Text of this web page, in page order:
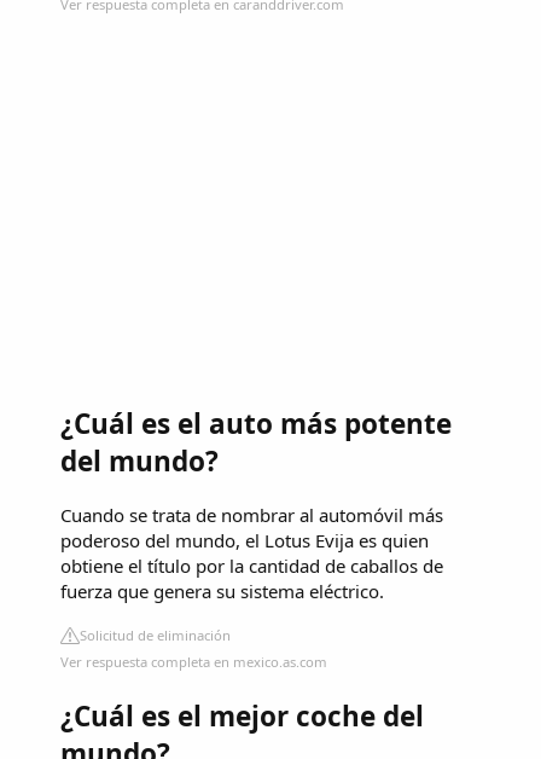
Ver respuesta completa en caranddriver.com
¿Cuál es el auto más potente
del mundo?
Cuando se trata de nombrar al automóvil más
poderoso del mundo, el Lotus Evija es quien
obtiene el título por la cantidad de caballos de
fuerza que genera su sistema eléctrico.
Solicitud de eliminación
Ver respuesta completa en mexico.as.com
¿Cuál es el mejor coche del